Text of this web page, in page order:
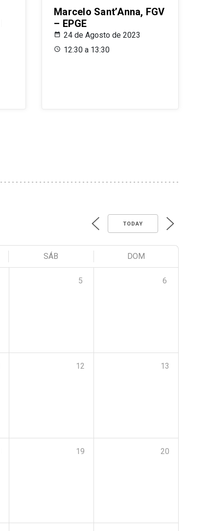
Marcelo Sant’Anna, FGV
– EPGE
24 de Agosto de 2023
12:30 a 13:30
TODAY
SÁB DOM
5 6
12 13
19 20